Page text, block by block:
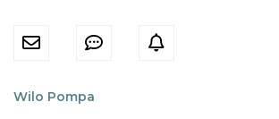
Wilo Pompa